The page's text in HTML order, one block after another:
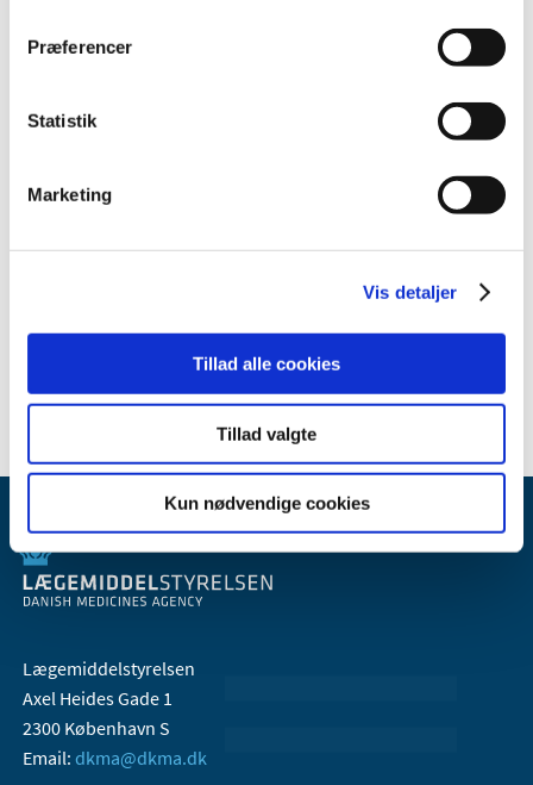
Præferencer
Statistik
Marketing
Vis detaljer
Tillad alle cookies
Tillad valgte
Kun nødvendige cookies
oktober (6)
juli (1)
april (2)
2017 (36)
Lægemiddelstyrelsen
Axel Heides Gade 1
2300 København S
Email: dkma@dkma.dk